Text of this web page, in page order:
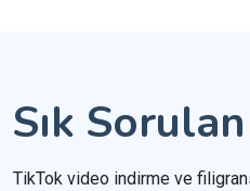
Sık
TikTok video indirme ve